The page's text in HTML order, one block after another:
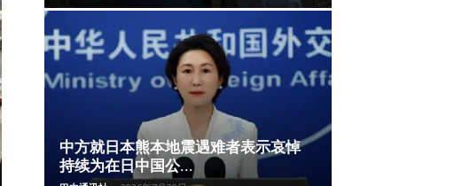
中方就日本熊本地震遇难者表示哀悼
持续为在日中国公...